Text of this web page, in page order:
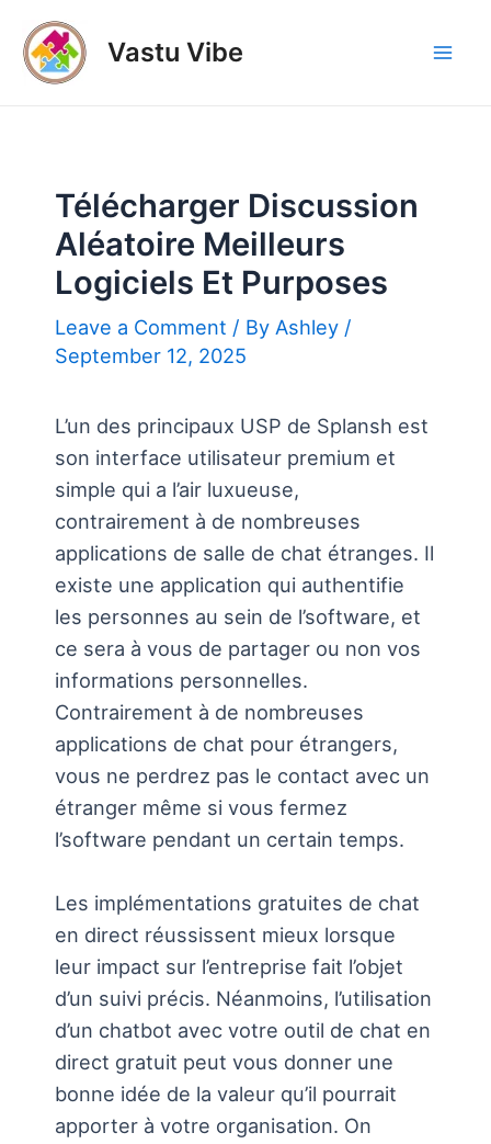
content
Vastu Vibe
Télécharger Discussion
Aléatoire Meilleurs
Logiciels Et Purposes
Leave a Comment / By Ashley /
September 12, 2025
L’un des principaux USP de Splansh est
son interface utilisateur premium et
simple qui a l’air luxueuse,
contrairement à de nombreuses
applications de salle de chat étranges. Il
existe une application qui authentifie
les personnes au sein de l’software, et
ce sera à vous de partager ou non vos
informations personnelles.
Contrairement à de nombreuses
applications de chat pour étrangers,
vous ne perdrez pas le contact avec un
étranger même si vous fermez
l’software pendant un certain temps.
Les implémentations gratuites de chat
en direct réussissent mieux lorsque
leur impact sur l’entreprise fait l’objet
d’un suivi précis. Néanmoins, l’utilisation
d’un chatbot avec votre outil de chat en
direct gratuit peut vous donner une
bonne idée de la valeur qu’il pourrait
apporter à votre organisation. On